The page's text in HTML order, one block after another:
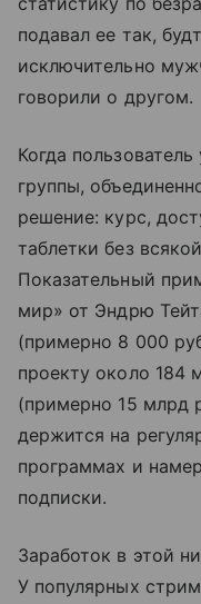
подавал ее так,
исключительно
говорили о другом.
Когда
группы,
решение: курс,
таблетки без
Показательный
мир» от Эндрю
(примерно 8 000
проекту около 184
(примерно 15 млрд
держится на
программах и
подписки.
Заработок в этой
У популярных